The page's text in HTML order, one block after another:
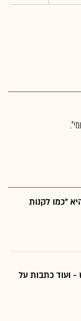
"כמו לקנות
- ועוד כתבות על